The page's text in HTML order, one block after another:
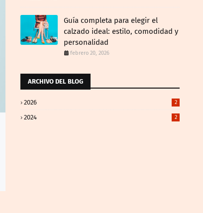
Guía completa para elegir el
calzado ideal: estilo, comodidad y
personalidad
febrero 20, 2026
ARCHIVO DEL BLOG
2026 2
2024 2